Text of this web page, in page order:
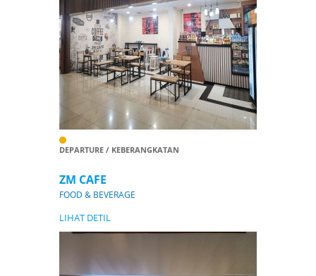
DEPARTURE / KEBERANGKATAN
ZM CAFE
FOOD & BEVERAGE
LIHAT DETIL